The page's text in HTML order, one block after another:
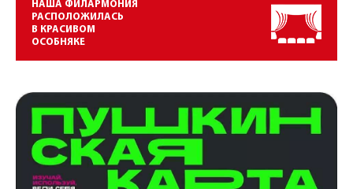
НАША ФИЛАРМОНИЯ
РАСПОЛОЖИЛАСЬ
В КРАСИВОМ
ОСОБНЯКЕ